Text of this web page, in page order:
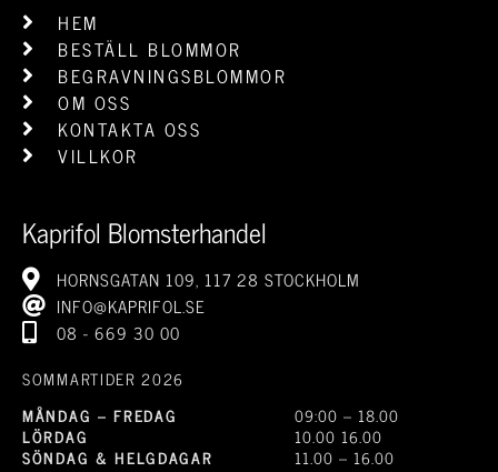
HEM
BESTÄLL BLOMMOR
BEGRAVNINGSBLOMMOR
OM OSS
KONTAKTA OSS
VILLKOR
Kaprifol Blomsterhandel
HORNSGATAN 109, 117 28 STOCKHOLM
INFO@KAPRIFOL.SE
08 - 669 30 00
SOMMARTIDER 2026
MÅNDAG – FREDAG
LÖRDAG
SÖNDAG & HELGDAGAR
09:00 – 18.00
10.00 16.00
11.00 – 16.00